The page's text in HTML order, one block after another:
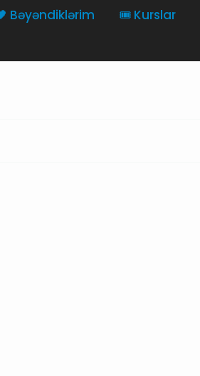
Bəyəndiklərim 🎟️ Kurslar